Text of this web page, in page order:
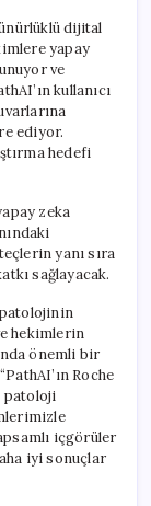
dijital
yapay
ve
kullanıcı
ediyor.
hedefi
zeka
yanı sıra
sağlayacak.
patolojinin
hekimlerin
önemli bir
Roche
patoloji
içgörüler
iyi sonuçlar